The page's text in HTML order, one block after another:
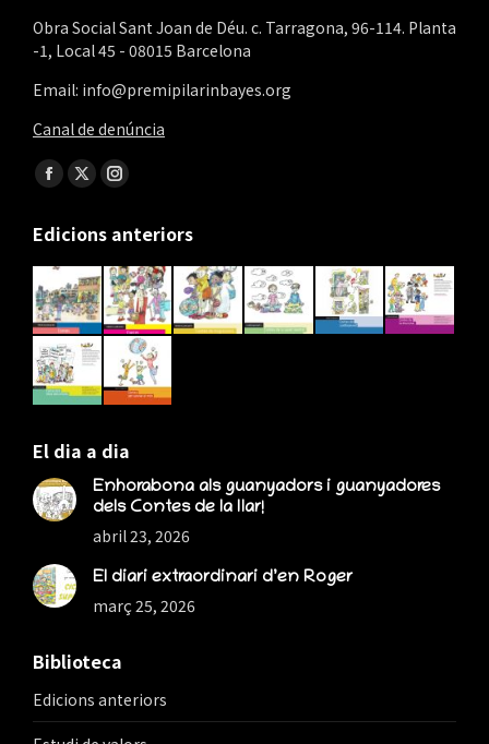
Obra Social Sant Joan de Déu. c. Tarragona, 96-114. Planta
-1, Local 45 - 08015 Barcelona
Email: info@premipilarinbayes.org
Canal de denúncia
Find us on:
Facebook
opens
in
new
window
X
opens
in
new
window
Instagram
opens
in
new
window
Edicions anteriors
El dia a dia
Enhorabona als guanyadors i guanyadores
dels Contes de la llar!
abril 23, 2026
El diari extraordinari d’en Roger
març 25, 2026
Biblioteca
Edicions anteriors